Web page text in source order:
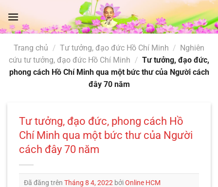
đến
nội
Trang chủ / Tư tưởng, đạo đức Hồ Chí Minh / Nghiên
cứu tư tưởng, đạo đức Hồ Chí Minh / Tư tưởng, đạo đức,
phong cách Hồ Chí Minh qua một bức thư của Người cách
đây 70 năm
Tư tưởng, đạo đức, phong cách Hồ
Chí Minh qua một bức thư của Người
cách đây 70 năm
Đã đăng trên Tháng 8 4, 2022 bởiOnline HCM